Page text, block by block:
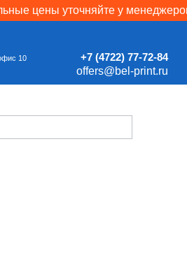
цены уточняйте у
10
+7 (4722) 77-72-84
offers@bel-print.ru